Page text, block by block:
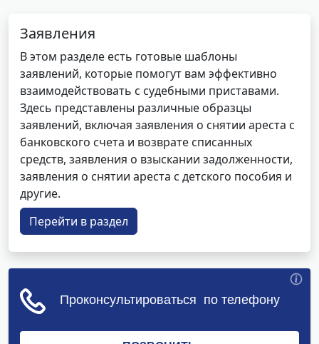
Заявления
В этом разделе есть готовые шаблоны
заявлений, которые помогут вам эффективно
взаимодействовать с судебными приставами.
Здесь представлены различные образцы
заявлений, включая заявления о снятии ареста с
банковского счета и возврате списанных
средств, заявления о взыскании задолженности,
заявления о снятии ареста с детского пособия и
другие.
Перейти в раздел